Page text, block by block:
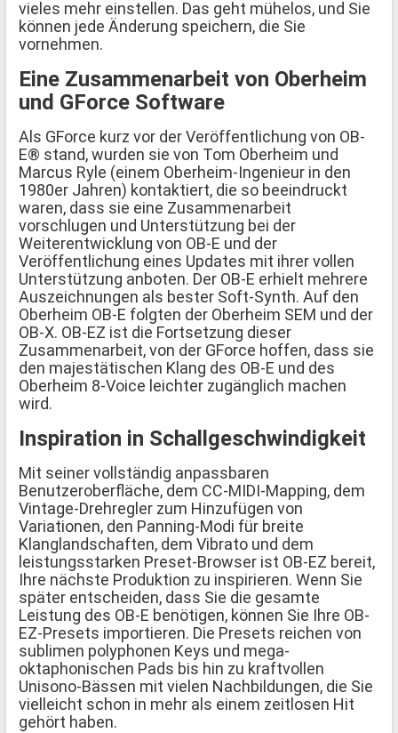
vieles mehr einstellen. Das geht mühelos, und Sie
können jede Änderung speichern, die Sie
vornehmen.
Eine Zusammenarbeit von Oberheim
und GForce Software
Als GForce kurz vor der Veröffentlichung von OB-
E® stand, wurden sie von Tom Oberheim und
Marcus Ryle (einem Oberheim-Ingenieur in den
1980er Jahren) kontaktiert, die so beeindruckt
waren, dass sie eine Zusammenarbeit
vorschlugen und Unterstützung bei der
Weiterentwicklung von OB-E und der
Veröffentlichung eines Updates mit ihrer vollen
Unterstützung anboten. Der OB-E erhielt mehrere
Auszeichnungen als bester Soft-Synth. Auf den
Oberheim OB-E folgten der Oberheim SEM und der
OB-X. OB-EZ ist die Fortsetzung dieser
Zusammenarbeit, von der GForce hoffen, dass sie
den majestätischen Klang des OB-E und des
Oberheim 8-Voice leichter zugänglich machen
wird.
Inspiration in Schallgeschwindigkeit
Mit seiner vollständig anpassbaren
Benutzeroberfläche, dem CC-MIDI-Mapping, dem
Vintage-Drehregler zum Hinzufügen von
Variationen, den Panning-Modi für breite
Klanglandschaften, dem Vibrato und dem
leistungsstarken Preset-Browser ist OB-EZ bereit,
Ihre nächste Produktion zu inspirieren. Wenn Sie
später entscheiden, dass Sie die gesamte
Leistung des OB-E benötigen, können Sie Ihre OB-
EZ-Presets importieren. Die Presets reichen von
sublimen polyphonen Keys und mega-
oktaphonischen Pads bis hin zu kraftvollen
Unisono-Bässen mit vielen Nachbildungen, die Sie
vielleicht schon in mehr als einem zeitlosen Hit
gehört haben.